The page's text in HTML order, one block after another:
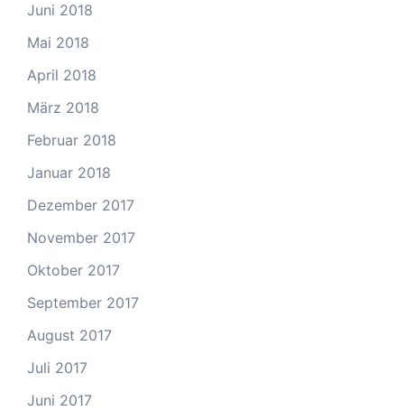
Juni 2018
Mai 2018
April 2018
März 2018
Februar 2018
Januar 2018
Dezember 2017
November 2017
Oktober 2017
September 2017
August 2017
Juli 2017
Juni 2017